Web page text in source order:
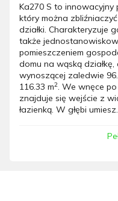
Ka270 S to innowacyjny
który można
działki. Charakteryzuje
także
pomieszczeniem
domu na wąską
wynoszącej zaledwie
116.33 m2. We wnęce
znajduje się wejście z
łazienką. W głębi